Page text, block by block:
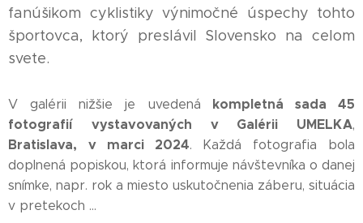
fanúšikom cyklistiky výnimočné úspechy tohto
športovca, ktorý preslávil Slovensko na celom
svete.
V galérii nižšie je uvedená kompletná sada 45
fotografií
vystavovaných v Galérii UMELKA,
Bratislava, v marci 2024. Každá fotografia bola
doplnená popiskou, ktorá informuje návštevníka o danej
snímke, napr. rok a miesto uskutočnenia záberu, situácia
v pretekoch ...